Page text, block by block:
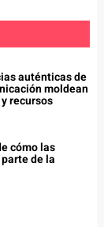
auténticas de
moldean
recursos
cómo las
de la